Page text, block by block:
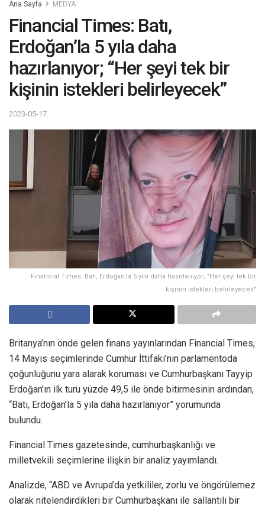
Ana Sayfa MEDYA
Financial Times: Batı,
Erdoğan’la 5 yıla daha
hazırlanıyor; “Her şeyi tek bir
kişinin istekleri belirleyecek”
2023-05-17
Financial Times: Batı, Erdoğan'la 5 yıla daha hazırlanıyor; "Her şeyi tek bir
kişinin istekleri belirleyecek"
Britanya’nın önde gelen finans yayınlarından Financial Times,
14 Mayıs seçimlerinde Cumhur İttifakı’nın parlamentoda
çoğunluğunu yara alarak koruması ve Cumhurbaşkanı Tayyip
Erdoğan’ın ilk turu yüzde 49,5 ile önde bitirmesinin ardından,
“Batı, Erdoğan’la 5 yıla daha hazırlanıyor” yorumunda
bulundu.
Financial Times gazetesinde, cumhurbaşkanlığı ve
milletvekili seçimlerine ilişkin bir analiz yayımlandı.
Analizde, “ABD ve Avrupa’da yetkililer, zorlu ve öngörülemez
olarak nitelendirdikleri bir Cumhurbaşkanı ile sallantılı bir